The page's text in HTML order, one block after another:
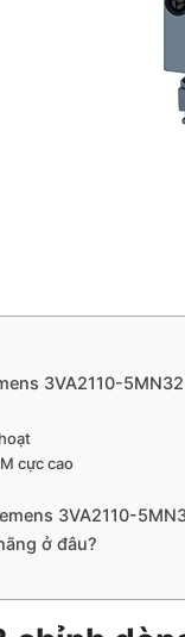
3VA2110-
cực cao
3VA2110-
ở đâu?